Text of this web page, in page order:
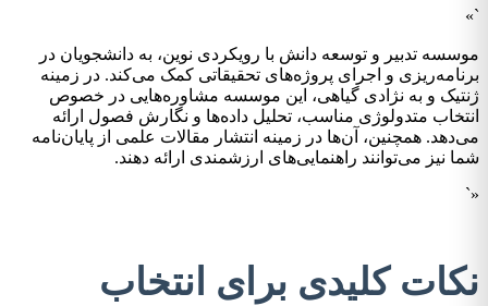
`»
موسسه تدبیر و توسعه دانش با رویکردی نوین، به دانشجویان در
برنامه‌ریزی و اجرای پروژه‌های تحقیقاتی کمک می‌کند. در زمینه
ژنتیک و به نژادی گیاهی، این موسسه مشاوره‌هایی در خصوص
انتخاب متدولوژی مناسب، تحلیل داده‌ها و نگارش فصول ارائه
می‌دهد. همچنین، آن‌ها در زمینه انتشار مقالات علمی از پایان‌نامه
شما نیز می‌توانند راهنمایی‌های ارزشمندی ارائه دهند.
«`
نکات کلیدی برای انتخاب